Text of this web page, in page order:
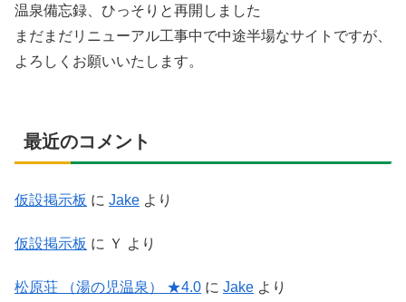
温泉備忘録、ひっそりと再開しました
まだまだリニューアル工事中で中途半場なサイトですが、
よろしくお願いいたします。
最近のコメント
仮設掲示板 に Jake より
仮設掲示板 に Ｙ より
松原荘 （湯の児温泉） ★4.0 に Jake より